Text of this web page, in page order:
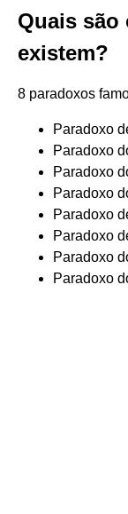
Quais são
existem?
8 paradoxos
Paradoxo
Paradoxo
Paradoxo
Paradoxo
Paradoxo
Paradoxo
Paradoxo
Paradoxo